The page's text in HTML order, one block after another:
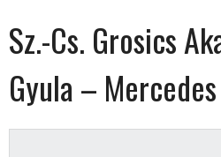
Sz.-Cs. Grosics
Gyula –